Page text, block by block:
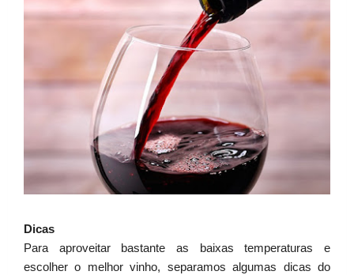
Dicas
Para aproveitar bastante as baixas temperaturas e
escolher o melhor vinho, separamos algumas dicas do